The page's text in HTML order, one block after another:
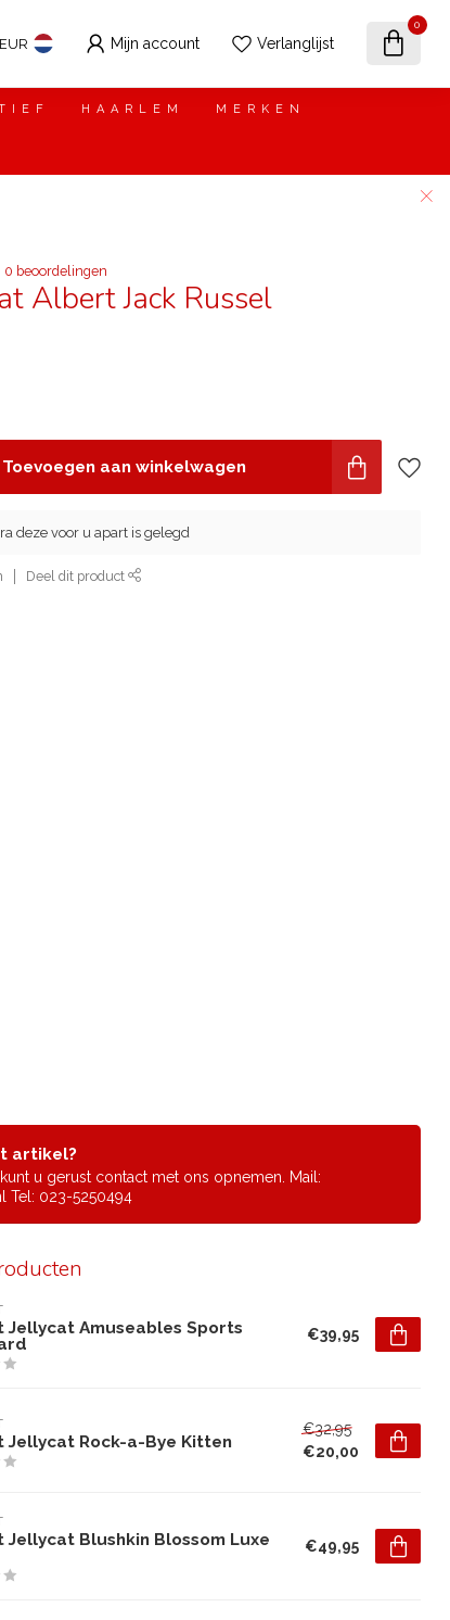
EUR Mijn account Verlanglijst
0
HAARLEM MERKEN
0 beoordelingen
Albert Jack Russel
Toevoegen aan winkelwagen
deze voor u apart is gelegd
Deel dit product
artikel?
u gerust contact met ons opnemen. Mail:
Tel: 023-5250494
Jellycat Amuseables Sports
€39,95
Jellycat Rock-a-Bye Kitten
€32,95
€20,00
Jellycat Blushkin Blossom Luxe
€49,95